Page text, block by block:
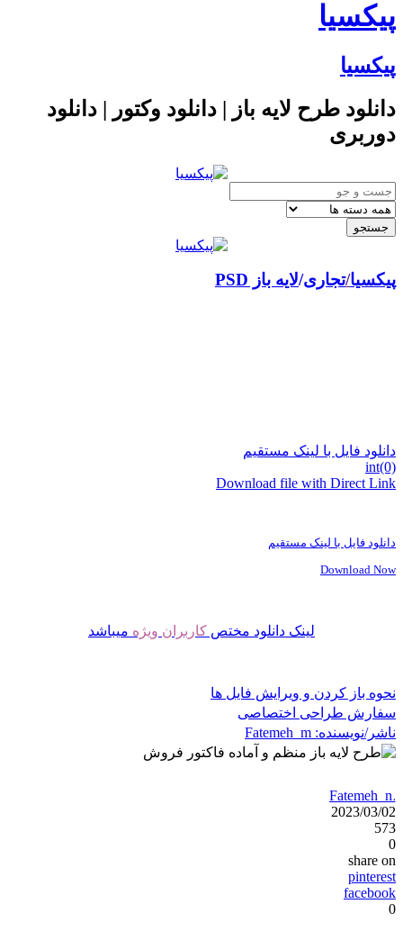
طرح لایه باز | دانلود وکتور | دانلود
/ لایه باز PSD تجاری
فایل با لینک مستقیم
Download file with Direct
فایل با لینک مستقیم
Download
لینک دانلود مختصکاربران ویژهمیباشد
باز کردن و ویرایش فایل ها
طراحی اختصاصی
نویسنده:Fatemeh_m
2023/03/
share